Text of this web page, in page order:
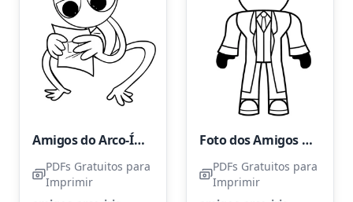
Amigos do Arco-Íris Roxo que estão Tristes
PDFs Gratuitos para
Imprimir
Foto dos Amigos Arco-Íris Vermelhos
PDFs Gratuitos para
Imprimir